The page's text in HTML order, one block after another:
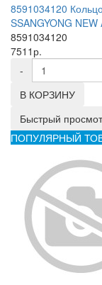
8591034120
SSANGYONG
8591034120
7511р.
-
В КОРЗИНУ
Быстрый
ПОПУЛЯРНЫЙ